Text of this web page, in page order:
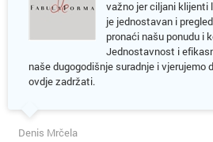
važno jer ciljani klijenti
je jednostavan i
pronaći našu ponudu i
Jednostavnost i
naše dugogodišnje suradnje i vjerujemo
ovdje zadržati.
Denis Mrčela